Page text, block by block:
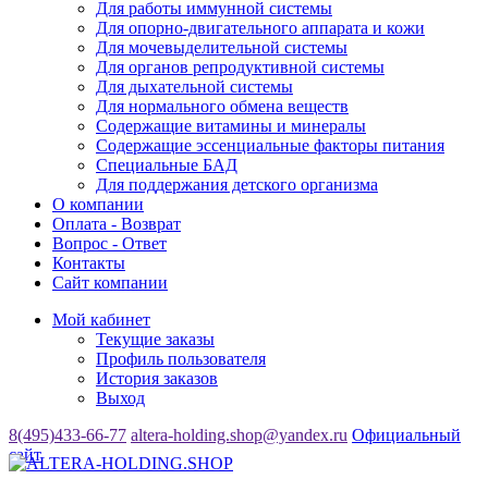
Для работы иммунной системы
Для опорно-двигательного аппарата и кожи
Для мочевыделительной системы
Для органов репродуктивной системы
Для дыхательной системы
Для нормального обмена веществ
Содержащие витамины и минералы
Содержащие эссенциальные факторы питания
Специальные БАД
Для поддержания детского организма
О компании
Оплата - Возврат
Вопрос - Ответ
Контакты
Сайт компании
Мой кабинет
Текущие заказы
Профиль пользователя
История заказов
Выход
8(495)433-66-77 altera-holding.shop@yandex.ru Официальный
сайт